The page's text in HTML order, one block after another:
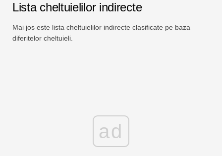
Lista cheltuielilor indirecte
Mai jos este lista cheltuielilor indirecte clasificate pe baza
diferitelor cheltuieli.
ad